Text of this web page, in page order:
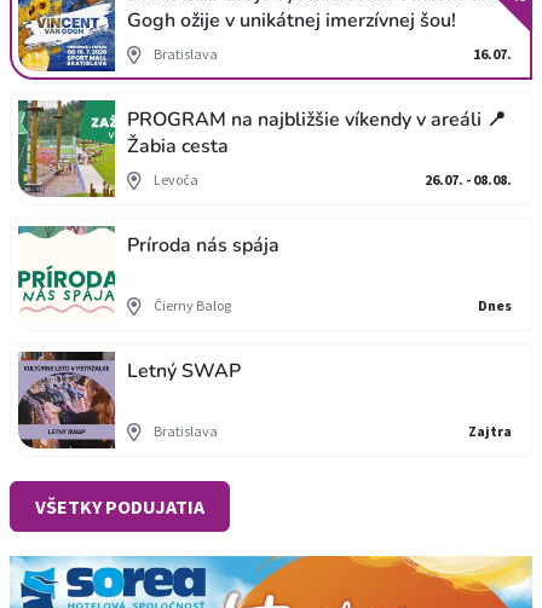
Gogh ožije v unikátnej imerzívnej šou!
Bratislava 16.07.
PROGRAM na najbližšie víkendy v areáli 📍
Žabia cesta
Levoča 26.07. - 08.08.
Príroda nás spája
Čierny Balog Dnes
Letný SWAP
Bratislava Zajtra
VŠETKY PODUJATIA